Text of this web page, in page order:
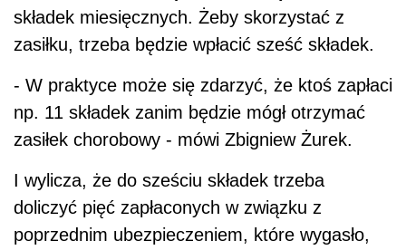
składek miesięcznych. Żeby skorzystać z
zasiłku, trzeba będzie wpłacić sześć składek.
- W praktyce może się zdarzyć, że ktoś zapłaci
np. 11 składek zanim będzie mógł otrzymać
zasiłek chorobowy - mówi Zbigniew Żurek.
I wylicza, że do sześciu składek trzeba
doliczyć pięć zapłaconych w związku z
poprzednim ubezpieczeniem, które wygasło,